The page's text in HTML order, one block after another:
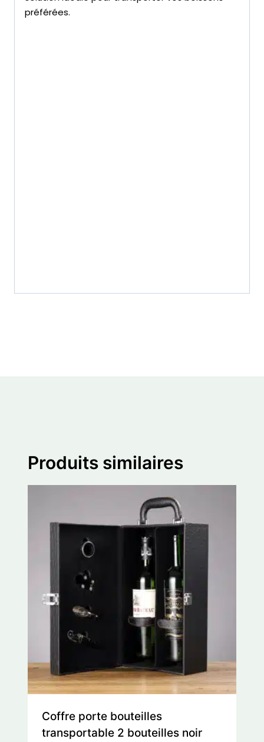
préférées.
Produits similaires
Coffre porte bouteilles
transportable 2 bouteilles noir